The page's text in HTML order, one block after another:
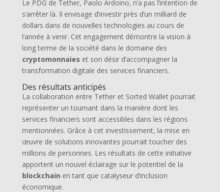
Le PDG de Tether, Paolo Ardoino, n’a pas l’intention de
s’arrêter là. Il envisage d’investir près d’un milliard de
dollars dans de nouvelles technologies au cours de
l’année à venir. Cet engagement démontre la vision à
long terme de la société dans le domaine des
cryptomonnaies et son désir d’accompagner la
transformation digitale des services financiers.
Des résultats anticipés
La collaboration entre Tether et Sorted Wallet pourrait
représenter un tournant dans la manière dont les
services financiers sont accessibles dans les régions
mentionnées. Grâce à cet investissement, la mise en
œuvre de solutions innovantes pourrait toucher des
millions de personnes. Les résultats de cette initiative
apportent un nouvel éclairage sur le potentiel de la
blockchain en tant que catalyseur d’inclusion
économique.